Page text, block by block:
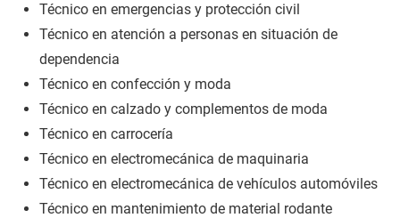
Técnico en emergencias y protección civil
Técnico en atención a personas en situación de
dependencia
Técnico en confección y moda
Técnico en calzado y complementos de moda
Técnico en carrocería
Técnico en electromecánica de maquinaria
Técnico en electromecánica de vehículos automóviles
Técnico en mantenimiento de material rodante